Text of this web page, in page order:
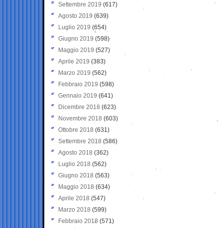
Settembre 2019 (617)
Agosto 2019 (639)
Luglio 2019 (654)
Giugno 2019 (598)
Maggio 2019 (527)
Aprile 2019 (383)
Marzo 2019 (562)
Febbraio 2019 (598)
Gennaio 2019 (641)
Dicembre 2018 (623)
Novembre 2018 (603)
Ottobre 2018 (631)
Settembre 2018 (586)
Agosto 2018 (362)
Luglio 2018 (562)
Giugno 2018 (563)
Maggio 2018 (634)
Aprile 2018 (547)
Marzo 2018 (599)
Febbraio 2018 (571)